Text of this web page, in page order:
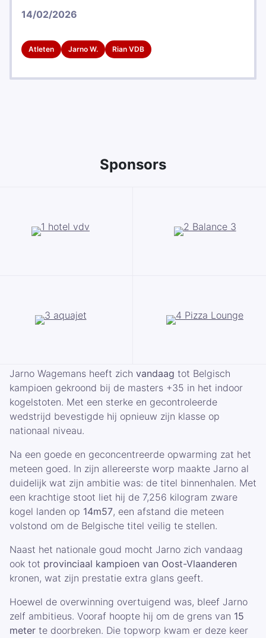
14/02/2026
Atleten Jarno W. Rian VDB
Sponsors
Jarno Wagemans heeft zich vandaag tot Belgisch
kampioen gekroond bij de masters +35 in het indoor
kogelstoten. Met een sterke en gecontroleerde
wedstrijd bevestigde hij opnieuw zijn klasse op
nationaal niveau.
Na een goede en geconcentreerde opwarming zat het
meteen goed. In zijn allereerste worp maakte Jarno al
duidelijk wat zijn ambitie was: de titel binnenhalen. Met
een krachtige stoot liet hij de 7,256 kilogram zware
kogel landen op 14m57, een afstand die meteen
volstond om de Belgische titel veilig te stellen.
Naast het nationale goud mocht Jarno zich vandaag
ook tot provinciaal kampioen van Oost-Vlaanderen
kronen, wat zijn prestatie extra glans geeft.
Hoewel de overwinning overtuigend was, bleef Jarno
zelf ambitieus. Vooraf hoopte hij om de grens van 15
meter te doorbreken. Die topworp kwam er deze keer